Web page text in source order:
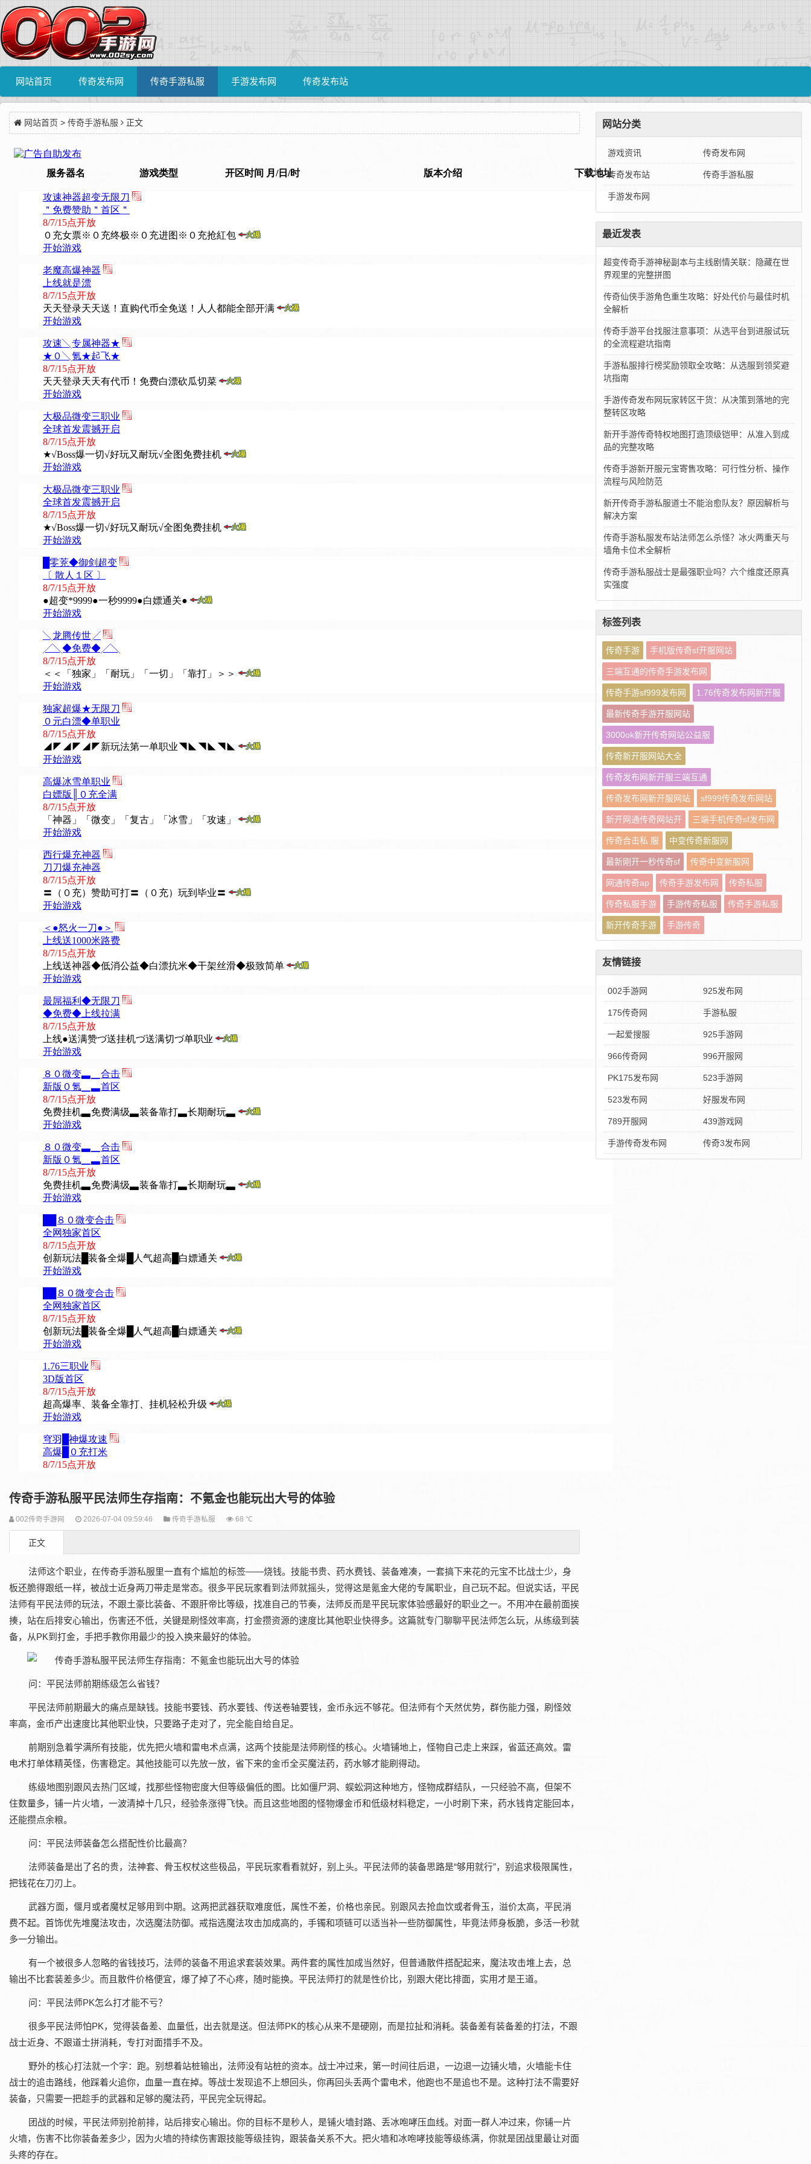
网站首页 传奇发布网 传奇手游私服 手游发布网 传奇发布站
网站首页 > 传奇手游私服 正文
传奇手游私服平民法师生存指南：不氪金也能玩出大号的体验
002传奇手游网 2026-07-04 09:59:46 传奇手游私服 68 ℃
正文
法师这个职业，在传奇手游私服里一直有个尴尬的标签——烧钱。技能书贵、药水费钱、装备难凑，一套搞下来花的元宝不比战士少，身
板还脆得跟纸一样，被战士近身两刀带走是常态。很多平民玩家看到法师就摇头，觉得这是氪金大佬的专属职业，自己玩不起。但说实话，平民
法师有平民法师的玩法，不跟土豪比装备、不跟肝帝比等级，找准自己的节奏，法师反而是平民玩家体验感最好的职业之一。不用冲在最前面挨
揍，站在后排安心输出，伤害还不低，关键是刷怪效率高，打金攒资源的速度比其他职业快得多。这篇就专门聊聊平民法师怎么玩，从练级到装
备，从PK到打金，手把手教你用最少的投入换来最好的体验。
问：平民法师前期练级怎么省钱？
平民法师前期最大的痛点是缺钱。技能书要钱、药水要钱、传送卷轴要钱，金币永远不够花。但法师有个天然优势，群伤能力强，刷怪效
率高，金币产出速度比其他职业快，只要路子走对了，完全能自给自足。
前期别急着学满所有技能，优先把火墙和雷电术点满，这两个技能是法师刷怪的核心。火墙铺地上，怪物自己走上来踩，省蓝还高效。雷
电术打单体精英怪，伤害稳定。其他技能可以先放一放，省下来的金币全买魔法药，药水够才能刷得动。
练级地图别跟风去热门区域，找那些怪物密度大但等级偏低的图。比如僵尸洞、蜈蚣洞这种地方，怪物成群结队，一只经验不高，但架不
住数量多，铺一片火墙，一波清掉十几只，经验条涨得飞快。而且这些地图的怪物爆金币和低级材料稳定，一小时刷下来，药水钱肯定能回本，
还能攒点余粮。
问：平民法师装备怎么搭配性价比最高？
法师装备是出了名的贵，法神套、骨玉权杖这些极品，平民玩家看看就好，别上头。平民法师的装备思路是“够用就行”，别追求极限属性，
把钱花在刀刃上。
武器方面，偃月或者魔杖足够用到中期。这两把武器获取难度低，属性不差，价格也亲民。别跟风去抢血饮或者骨玉，溢价太高，平民消
费不起。首饰优先堆魔法攻击，次选魔法防御。戒指选魔法攻击加成高的，手镯和项链可以适当补一些防御属性，毕竟法师身板脆，多活一秒就
多一分输出。
有一个被很多人忽略的省钱技巧，法师的装备不用追求套装效果。两件套的属性加成当然好，但普通散件搭配起来，魔法攻击堆上去，总
输出不比套装差多少。而且散件价格便宜，爆了掉了不心疼，随时能换。平民法师打的就是性价比，别跟大佬比排面，实用才是王道。
问：平民法师PK怎么打才能不亏？
很多平民法师怕PK，觉得装备差、血量低，出去就是送。但法师PK的核心从来不是硬刚，而是拉扯和消耗。装备差有装备差的打法，不跟
战士近身、不跟道士拼消耗，专打对面措手不及。
野外的核心打法就一个字：跑。别想着站桩输出，法师没有站桩的资本。战士冲过来，第一时间往后退，一边退一边铺火墙，火墙能卡住
战士的追击路线，他踩着火追你，血量一直在掉。等战士发现追不上想回头，你再回头丢两个雷电术，他跑也不是追也不是。这种打法不需要好
装备，只需要一把趁手的武器和足够的魔法药，平民完全玩得起。
团战的时候，平民法师别抢前排，站后排安心输出。你的目标不是秒人，是铺火墙封路、丢冰咆哮压血线。对面一群人冲过来，你铺一片
火墙，伤害不比你装备差多少，因为火墙的持续伤害跟技能等级挂钩，跟装备关系不大。把火墙和冰咆哮技能等级练满，你就是团战里最让对面
头疼的存在。
网站分类
游戏资讯 传奇发布网
传奇发布站 传奇手游私服
手游发布网
最近发表
超变传奇手游神秘副本与主线剧情关联：隐藏在世
界观里的完整拼图
传奇仙侠手游角色重生攻略：好处代价与最佳时机
全解析
传奇手游平台找服注意事项：从选平台到进服试玩
的全流程避坑指南
手游私服排行榜奖励领取全攻略：从选服到领奖避
坑指南
手游传奇发布网玩家转区干货：从决策到落地的完
整转区攻略
新开手游传奇特权地图打造顶级铠甲：从准入到成
品的完整攻略
传奇手游新开服元宝寄售攻略：可行性分析、操作
流程与风险防范
新开传奇手游私服道士不能治愈队友？原因解析与
解决方案
传奇手游私服发布站法师怎么杀怪？冰火两重天与
墙角卡位术全解析
传奇手游私服战士是最强职业吗？六个维度还原真
实强度
标签列表
传奇手游 手机版传奇sf开服网站
三端互通的传奇手游发布网
传奇手游sf999发布网 1.76传奇发布网新开服
最新传奇手游开服网站
3000ok新开传奇网站公益服
传奇新开服网站大全
传奇发布网新开服三端互通
传奇发布网新开服网站 sf999传奇发布网站
新开网通传奇网站开 三端手机传奇sf发布网
传奇合击私 服 中变传奇新服网
最新刚开一秒传奇sf 传奇中变新服网
网通传奇ap 传奇手游发布网 传奇私服
传奇私服手游 手游传奇私服 传奇手游私服
新开传奇手游 手游传奇
友情链接
002手游网 925发布网
175传奇网 手游私服
一起爱搜服 925手游网
966传奇网 996开服网
PK175发布网 523手游网
523发布网 好服发布网
789开服网 439游戏网
手游传奇发布网 传奇3发布网